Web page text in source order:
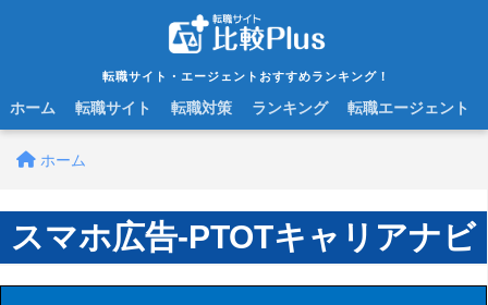
転職サイト・エージェントおすすめランキング！
ホーム 転職サイト 転職対策 ランキング 転職エージェント
ホーム
スマホ広告-PTOTキャリアナビ